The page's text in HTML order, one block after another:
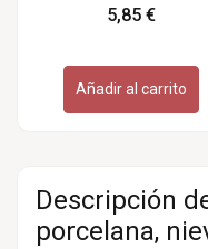
Labiatae
5,85 €
Añadir al carrito
Descripción
porcelana,